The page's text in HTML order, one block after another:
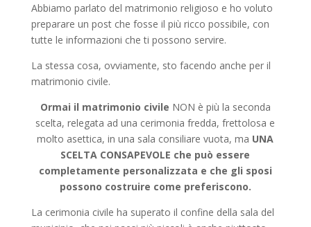
Abbiamo parlato del matrimonio religioso e ho voluto
preparare un post che fosse il più ricco possibile, con
tutte le informazioni che ti possono servire.
La stessa cosa, ovviamente, sto facendo anche per il
matrimonio civile.
Ormai il matrimonio civile NON è più la seconda
scelta, relegata ad una cerimonia fredda, frettolosa e
molto asettica, in una sala consiliare vuota, ma UNA
SCELTA CONSAPEVOLE che può essere
completamente personalizzata e che gli sposi
possono costruire come preferiscono.
La cerimonia civile ha superato il confine della sala del